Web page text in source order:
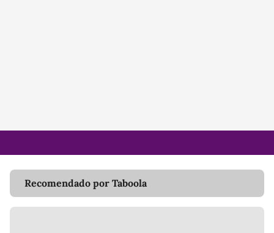
Recomendado por Taboola